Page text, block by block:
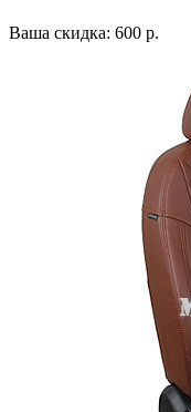
Ваша скидка: 600 р.